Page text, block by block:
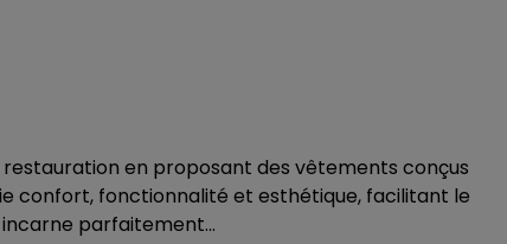
restauration en proposant des vêtements conçus
confort, fonctionnalité et esthétique, facilitant le
incarne parfaitement...